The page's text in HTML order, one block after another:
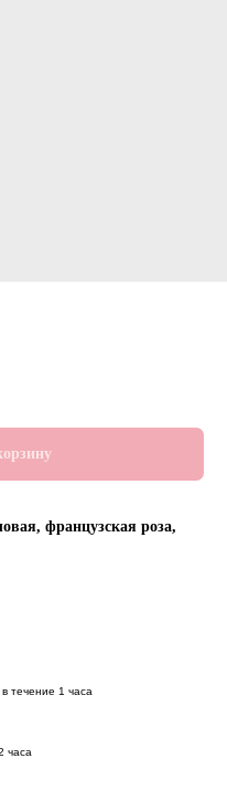
французская роза,
течение 1 часа
часа